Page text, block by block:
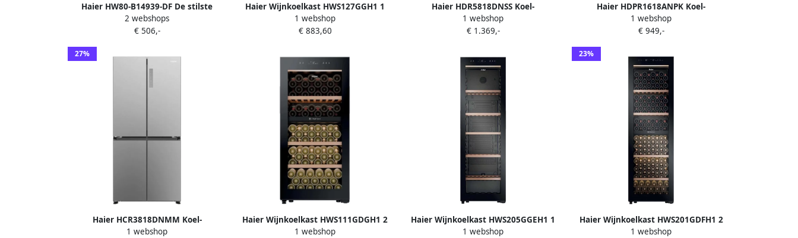
Haier HW80-B14939-DF De stilste
wasmachine op de markt 8kg A-
Stoombehandeling Antibacteriële
jaar garantie op onderdelen
2 webshops
€ 506,-
Haier Wijnkoelkast HWS127GGH1 1
Zones
1 webshop
€ 883,60
Haier HDR5818DNSS Koel-
Vriescombinatie 2 Deuren 640L No
Frost Fresh 0°C Zone Daylight
onderdelen
1 webshop
€ 1.369,-
Haier HDPR1618ANPK Koel-
Vriescombinatie 2 Deuren
Energieklasse A 360L Slimme
via hOn-app Roestvrijstaal 10 jaar
garantie op onderdelen
1 webshop
€ 949,-
27%
Haier HCR3818DNMM Koel-
Vriescombinatie Multideur French
1 webshop
Haier Wijnkoelkast HWS111GDGH1 2
Zones
1 webshop
Haier Wijnkoelkast HWS205GGEH1 1
Zones
1 webshop
23%
Haier Wijnkoelkast HWS201GDFH1 2
Zones
1 webshop